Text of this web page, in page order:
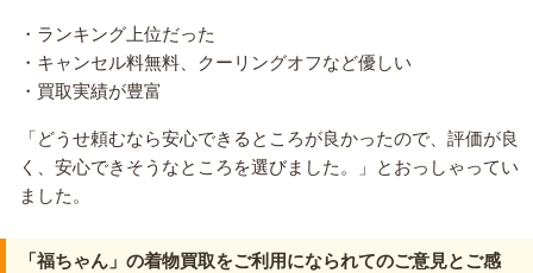
・ランキング上位だった
・キャンセル料無料、クーリングオフなど優しい
・買取実績が豊富
「どうせ頼むなら安心できるところが良かったので、評価が良
く、安心できそうなところを選びました。」とおっしゃってい
ました。
「福ちゃん」の着物買取をご利用になられてのご意見とご感